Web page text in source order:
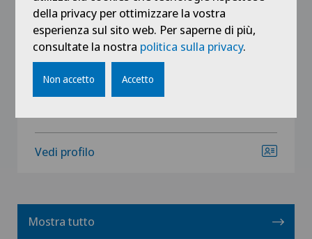
Specializzazione
Oncologia,
Tumore al seno,
Senologia (diagnosi del seno)
Vedi profilo
Mostra tutto
della privacy per ottimizzare la vostra
esperienza sul sito web. Per saperne di più,
consultate la nostra politica sulla privacy.
Non accetto Accetto